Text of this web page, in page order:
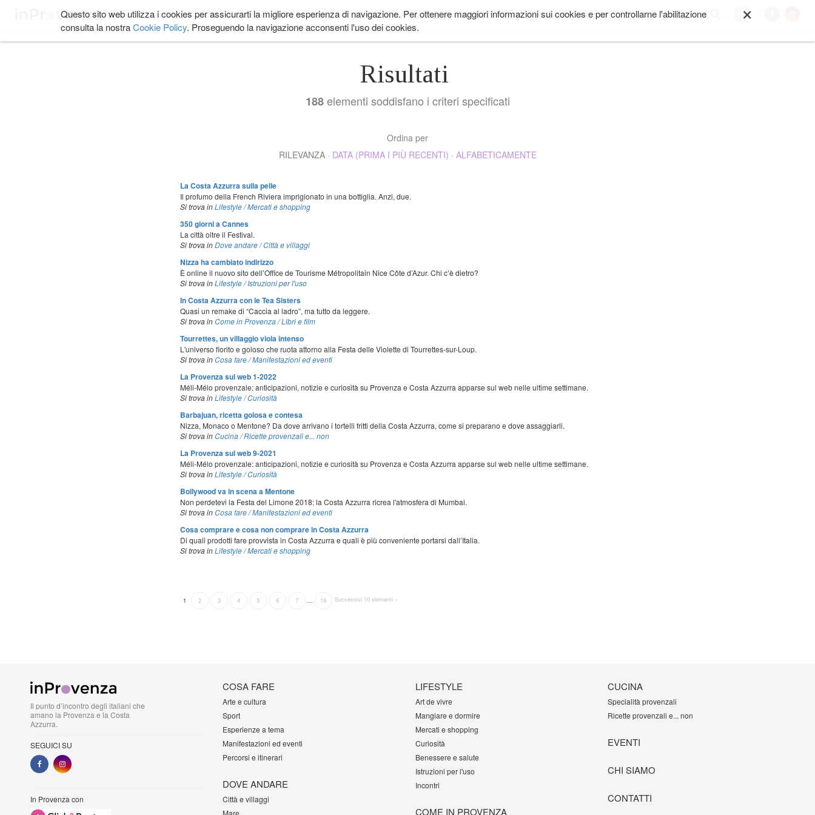
|
COSA FARE DOVE ANDARE LIFESTYLE COME IN PROVENZA CUCINA EVENTI CHI SIAMO ALTRO My
×
Questo sito web utilizza i cookies per assicurarti la migliore esperienza di navigazione. Per ottenere maggiori informazioni sui cookies e per controllarne l'abilitazione
consulta la nostraCookie Policy. Proseguendo la navigazione acconsenti l'uso dei cookies.
Risultati
188elementi soddisfano i criteri specificati
Ordina per
RILEVANZA · DATA (PRIMA I PIÙ RECENTI) · ALFABETICAMENTE
La Costa Azzurra sulla pelle
Il profumo della French Riviera imprigionato in una bottiglia. Anzi, due.
Si trova inLifestyle/Mercati e shopping
350 giorni a Cannes
La città oltre il Festival.
Si trova inDove andare/Città e villaggi
Nizza ha cambiato indirizzo
È online il nuovo sito dell’Office de Tourisme Métropolitain Nice Côte d’Azur. Chi c’è dietro?
Si trova inLifestyle/Istruzioni per l'uso
In Costa Azzurra con le Tea Sisters
Quasi un remake di “Caccia al ladro”, ma tutto da leggere.
Si trova inCome in Provenza/Libri e film
Tourrettes, un villaggio viola intenso
L'universo fiorito e goloso che ruota attorno alla Festa delle Violette di Tourrettes-sur-Loup.
Si trova inCosa fare/Manifestazioni ed eventi
La Provenza sul web 1-2022
Méli-Mélo provenzale: anticipazioni, notizie e curiosità su Provenza e Costa Azzurra apparse sul web nelle ultime settimane.
Si trova inLifestyle/Curiosità
Barbajuan, ricetta golosa e contesa
Nizza, Monaco o Mentone? Da dove arrivano i tortelli fritti della Costa Azzurra, come si preparano e dove assaggiarli.
Si trova inCucina/Ricette provenzali e... non
La Provenza sul web 9-2021
Méli-Mélo provenzale: anticipazioni, notizie e curiosità su Provenza e Costa Azzurra apparse sul web nelle ultime settimane.
Si trova inLifestyle/Curiosità
Bollywood va in scena a Mentone
Non perdetevi la Festa del Limone 2018: la Costa Azzurra ricrea l'atmosfera di Mumbai.
Si trova inCosa fare/Manifestazioni ed eventi
Cosa comprare e cosa non comprare in Costa Azzurra
Di quali prodotti fare provvista in Costa Azzurra e quali è più conveniente portarsi dall’Italia.
Si trova inLifestyle/Mercati e shopping
Successivi 10 elementi »
1 2 3 4 5 6 7 ... 19
Il punto d’incontro degli italiani che
amano la Provenza e la Costa
Azzurra.
SEGUICI SU
In Provenza con
COSA FARE
Arte e cultura
Sport
Esperienze a tema
Manifestazioni ed eventi
Percorsi e itinerari
DOVE ANDARE
Città e villaggi
Mare
LIFESTYLE
Art de vivre
Mangiare e dormire
Mercati e shopping
Curiosità
Benessere e salute
Istruzioni per l'uso
Incontri
COME IN PROVENZA
CUCINA
Specialità provenzali
Ricette provenzali e... non
EVENTI
CHI SIAMO
CONTATTI